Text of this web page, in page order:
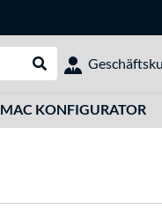
Suche durchführen
MAC KONFIGURATOR